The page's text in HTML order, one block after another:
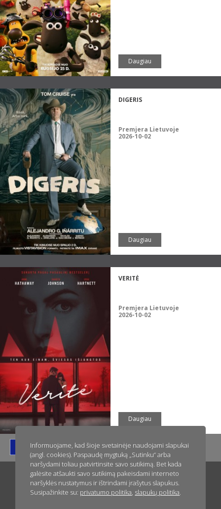
Informuojame, kad šioje svetainėje naudojami slapukai
(angl. cookies). Paspaudę mygtuką „Sutinku“ arba
naršydami toliau patvirtinsite savo sutikimą. Bet kada
galėsite atšaukti savo sutikimą pakeisdami interneto
naršyklės nustatymus ir ištrindami įrašytus slapukus.
Susipažinkite su: privatumo politika, slapukų politika.
Daugiau
DIGERIS
Premjera Lietuvoje
2026-10-02
Daugiau
VERITĖ
Premjera Lietuvoje
2026-10-02
Daugiau
Titulinis Apie ACME Film Naujienos
Greitai kinuose